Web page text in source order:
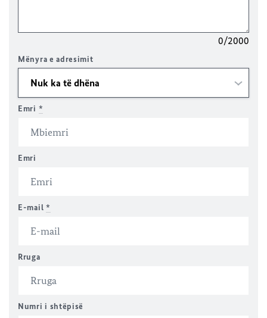
0/2000
Mënyra e adresimit
Emri *
Emri
E-mail *
Rruga
Numri i shtëpisë